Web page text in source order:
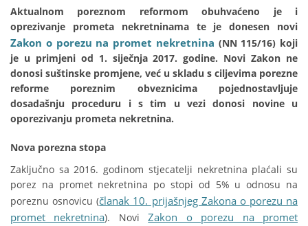
Aktualnom poreznom reformom obuhvaćeno je i
oprezivanje prometa nekretninama te je donesen novi
Zakon o porezu na promet nekretnina (NN 115/16) koji
je u primjeni od 1. siječnja 2017. godine. Novi Zakon ne
donosi suštinske promjene, već u skladu s ciljevima porezne
reforme poreznim obveznicima pojednostavljuje
dosadašnju proceduru i s tim u vezi donosi novine u
oporezivanju prometa nekretnina.
Nova porezna stopa
Zaključno sa 2016. godinom stjecatelji nekretnina plaćali su
porez na promet nekretnina po stopi od 5% u odnosu na
poreznu osnovicu (članak 10. prijašnjeg Zakona o porezu na
promet nekretnina). NoviZakon o porezu na promet